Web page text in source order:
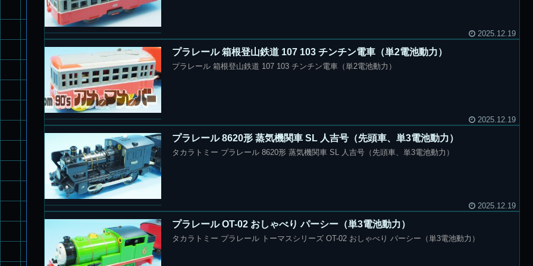
2025.12.19
プラレール 箱根登山鉄道 107 103 チンチン電車（単2電池動力）
プラレール 箱根登山鉄道 107 103 チンチン電車（単2電池動力）
2025.12.19
プラレール 8620形 蒸気機関車 SL 人吉号（先頭車、単3電池動力）
タカラトミー プラレール 8620形 蒸気機関車 SL 人吉号（先頭車、単3電池動力）
2025.12.19
プラレール OT-02 おしゃべり パーシー（単3電池動力）
タカラトミー プラレール トーマスシリーズ OT-02 おしゃべり パーシー（単3電池動力）